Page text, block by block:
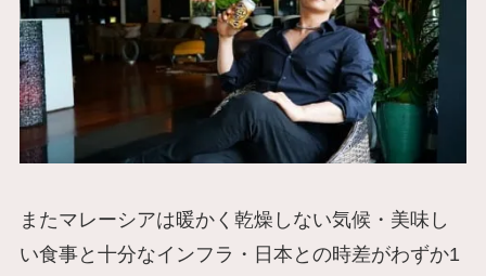
またマレーシアは暖かく乾燥しない気候・美味し
い食事と十分なインフラ・日本との時差がわずか1